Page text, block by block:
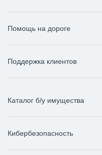
Помощь на дороге
Поддержка клиентов
Каталог б/у имущества
Кибербезопасность